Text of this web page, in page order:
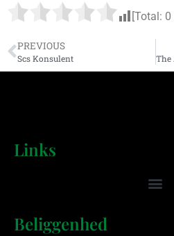
[Total: 0
PREVIOUS
Scs Konsulent
Links
Beliggenhed